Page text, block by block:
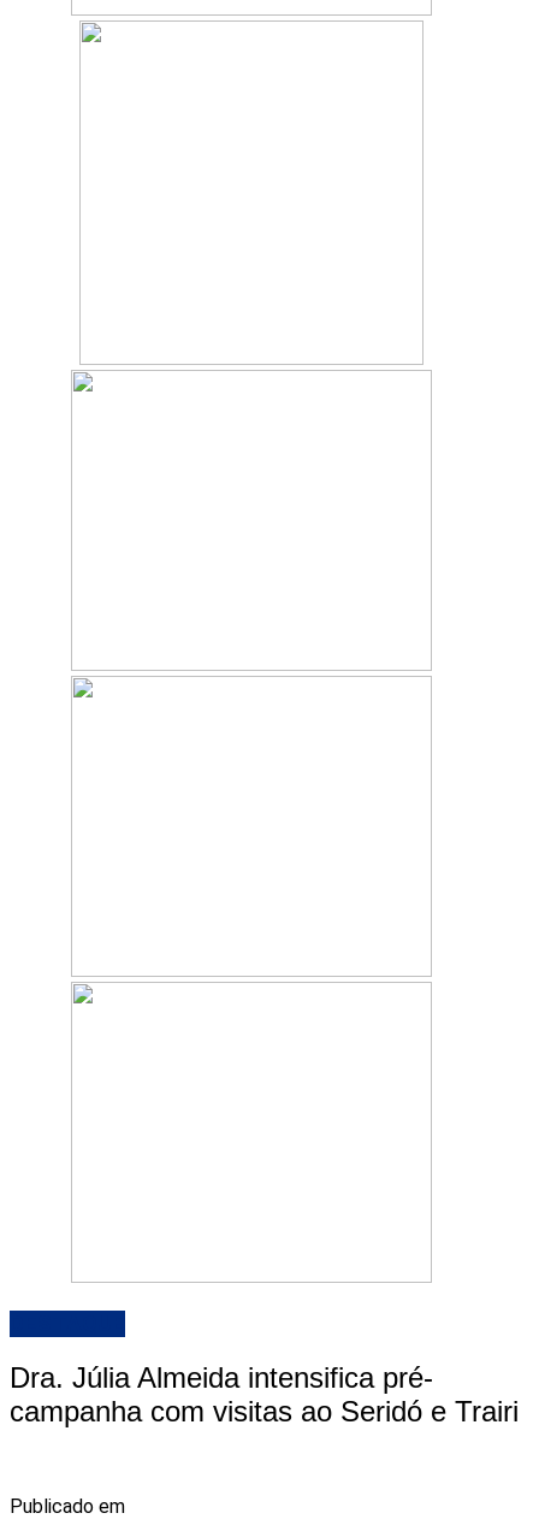
Dra. Júlia Almeida intensifica pré-
campanha com visitas ao Seridó e Trairi
Publicado em